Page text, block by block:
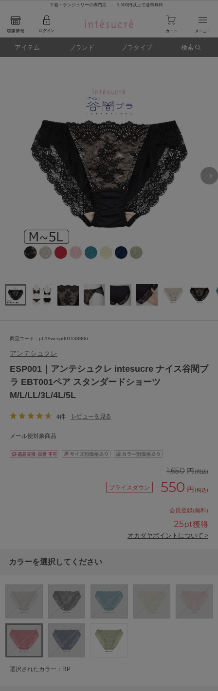
下着・ランジェリーの専門店 - 5,500円以上で送料無料 -
アイテム ブランド ブラタイプ 検索
商品コード：pb19wesp001138806
アンテシュクレ
ESP001｜アンテシュクレ intesucre ナイス谷間ブ
ラ EBT001ペア スタンダードショーツ
M/L/LL/3L/4L/5L
4件 レビューを見る
メール便対象商品
1,650 円(税込)
プライスダウン 550 円 (税込)
会員登録(無料)
25pt獲得
オカダヤポイントについて >
カラーを選択してください
選択されたカラー：RP